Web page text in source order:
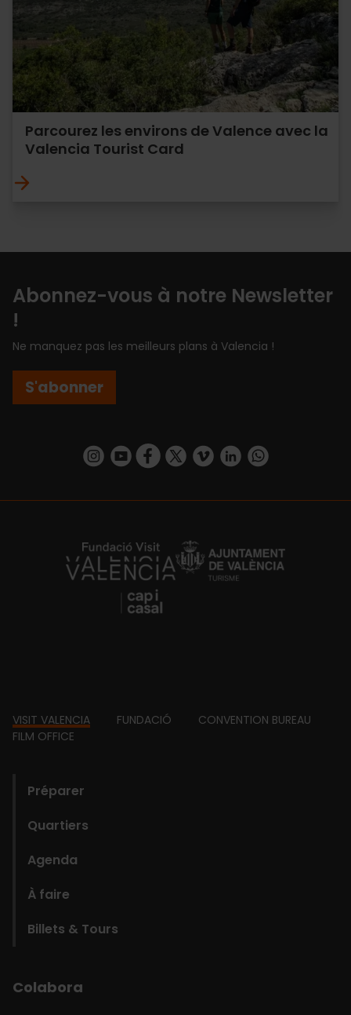
Parcourez les environs de Valence avec la
Valencia Tourist Card
Abonnez-vous à notre Newsletter
!
Ne manquez pas les meilleurs plans à Valencia !
S'abonner
https://www.instagram.com/visit_valencia/
https://www.youtube.com/user/
https://www.facebook.com/
https://twitter.com/
https://vimeo.com/
https://www.linkedin.com/company/turismo-valencia/https://api.whatsapp.com/send/
https://fundacion.visitvalencia.com/
Footer
VISIT VALENCIA FUNDACIÓ
CONVENTION BUREAU
FILM OFFICE
Préparer
Quartiers
Agenda
À faire
Billets & Tours
Colabora